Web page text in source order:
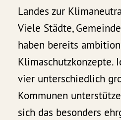
Landes zur
Viele Städte,
haben bereits
Klimaschutzkonzepte.
vier unterschiedlich
Kommunen
sich das besonders